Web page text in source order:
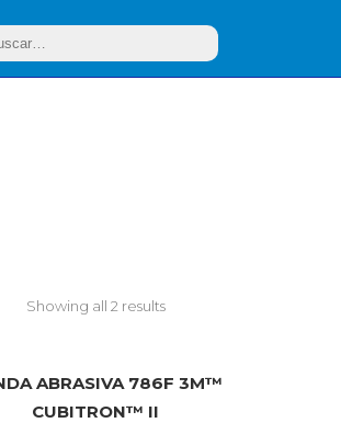
Showing all 2 results
ABRASIVA 786F 3M™
CUBITRON™ II